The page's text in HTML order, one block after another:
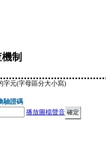
制
字元(字母區分大小寫)
驗證碼
播放圖檔聲音